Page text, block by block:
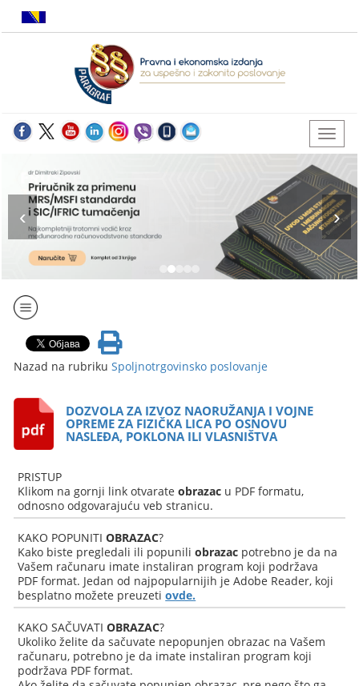
Nazad na rubrikuSpoljnotrgovinsko poslovanje
DOZVOLA ZA IZVOZ NAORUŽANJA I VOJNE
OPREME ZA FIZIČKA LICA PO OSNOVU
NASLEĐA, POKLONA ILI VLASNIŠTVA
PRISTUP
Klikom na gornji link otvarateobrazac u PDF formatu,
odnosno odgovarajuću veb stranicu.
KAKO POPUNITIOBRAZAC?
Kako biste pregledali ili popuniliobrazac potrebno je da na
Vašem računaru imate instaliran program koji podržava
PDF format. Jedan od najpopularnijih je Adobe Reader, koji
besplatno možete preuzetiovde.
KAKO SAČUVATIOBRAZAC?
Ukoliko želite da sačuvate nepopunjen obrazac na Vašem
računaru, potrebno je da imate instaliran program koji
podržava PDF format.